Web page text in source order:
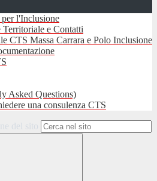
l'Inclusione
e Contatti
CTS Massa Carrara e Polo Inclusione
Asked Questions)
una consulenza CTS
del sito